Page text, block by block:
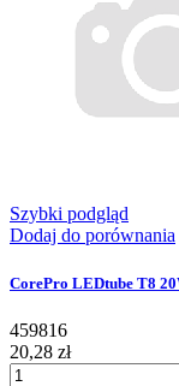
Szybki podgląd
Dodaj do porównania
CorePro LEDtube T8
459816
20,28 zł